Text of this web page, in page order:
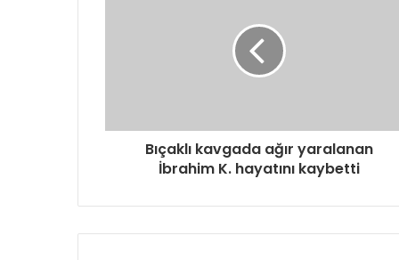
g
n
Bıçaklı kavgada ağır yaralanan
İbrahim K. hayatını kaybetti